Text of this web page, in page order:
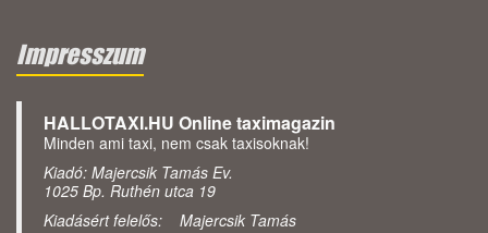
Impresszum
HALLOTAXI.HU Online taximagazin
Minden ami taxi, nem csak taxisoknak!
Kiadó: Majercsik Tamás Ev.
1025 Bp. Ruthén utca 19
Kiadásért felelős: Majercsik Tamás